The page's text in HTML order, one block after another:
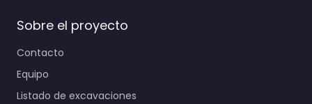
Sobre el proyecto
Contacto
Equipo
Listado de excavaciones